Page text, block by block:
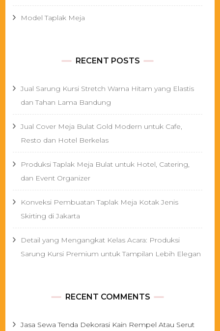
Model Taplak Meja
RECENT POSTS
Jual Sarung Kursi Stretch Warna Hitam yang Elastis
dan Tahan Lama Bandung
Jual Cover Meja Bulat Gold Modern untuk Cafe,
Resto dan Hotel Berkelas
Produksi Taplak Meja Bulat untuk Hotel, Catering,
dan Event Organizer
Konveksi Pembuatan Taplak Meja Kotak Jenis
Skirting di Jakarta
Detail yang Mengangkat Kelas Acara: Produksi
Sarung Kursi Premium untuk Tampilan Lebih Elegan
RECENT COMMENTS
Jasa Sewa Tenda Dekorasi Kain Rempel Atau Serut